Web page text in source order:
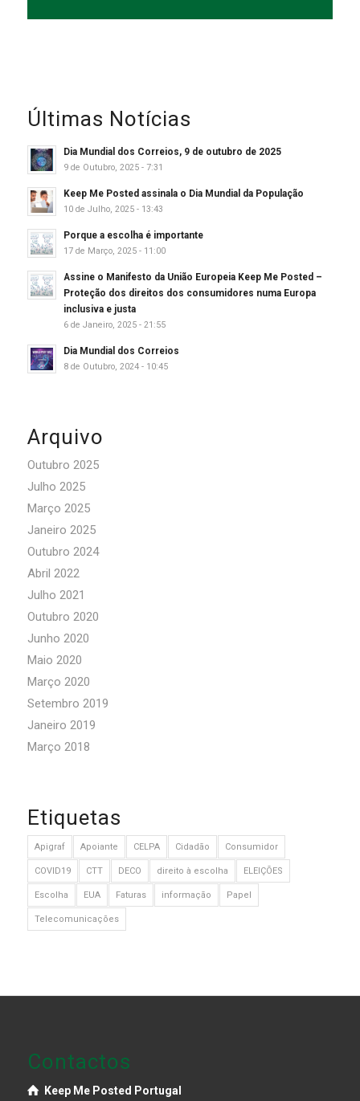
Últimas Notícias
Dia Mundial dos Correios, 9 de outubro de 2025
9 de Outubro, 2025 - 7:31
Keep Me Posted assinala o Dia Mundial da População
10 de Julho, 2025 - 13:43
Porque a escolha é importante
17 de Março, 2025 - 11:00
Assine o Manifesto da União Europeia Keep Me Posted –
Proteção dos direitos dos consumidores numa Europa
inclusiva e justa
6 de Janeiro, 2025 - 21:55
Dia Mundial dos Correios
8 de Outubro, 2024 - 10:45
Arquivo
Outubro 2025
Julho 2025
Março 2025
Janeiro 2025
Outubro 2024
Abril 2022
Julho 2021
Outubro 2020
Junho 2020
Maio 2020
Março 2020
Setembro 2019
Janeiro 2019
Março 2018
Etiquetas
Apigraf Apoiante CELPA Cidadão Consumidor
COVID19 CTT DECO direito à escolha ELEIÇÕES
Escolha EUA Faturas informação Papel
Telecomunicações
Contactos
Keep Me Posted Portugal